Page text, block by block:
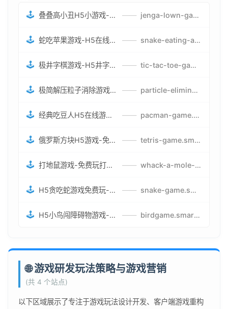
🕹️ 叠叠高小丑H5小游戏-刺激游戏叠叠高小丑竞技赛-网页在线叠叠高小丑闯关游戏 —— jenga-lown-game.smartwatchmanufacturer.cn
🕹️ 蛇吃苹果游戏-H5在线蛇吃苹果网页游戏-有趣休闲游戏 —— snake-eating-apple-game.smartwatchmanufacturer.cn
🕹️ 极井字棋游戏-H5井字棋免费游戏-在线闯关变身超人打怪兽井字棋游戏 —— tic-tac-toe-game.smartwatchmanufacturer.cn
🕹️ 极简解压粒子消除游戏-免费H5粒子消除在线游戏 —— particle-elimination-game.smartwatchmanufacturer.cn
🕹️ 经典吃豆人H5在线游戏-5关挑战BOSS机枪决战版吃豆人怪兽游戏 —— pacman-game.smartwatchmanufacturer.cn
🕹️ 俄罗斯方块H5游戏-免费获取俄罗斯方块攻略-俄罗斯方块怪兽游戏策略 —— tetris-game.smartwatchmanufacturer.cn
🕹️ 打地鼠游戏-免费玩打地鼠H5网页游戏-打地鼠游戏官网 —— whack-a-mole-game.smartwatchmanufacturer.cn
🕹️ H5贪吃蛇游戏免费玩-最好的网页在线贪吃蛇游戏-贪吃蛇H5游戏攻略 —— snake-game.smartwatchmanufacturer.cn
🕹️ H5小鸟闯障碍物游戏-网页在线游戏小鸟闯关 —— birdgame.smartwatchmanufacturer.cn
🌐 游戏研发玩法策略与游戏营销
(共 4 个站点)
以下区域展示了专注于游戏玩法设计开发、客户端游戏重构